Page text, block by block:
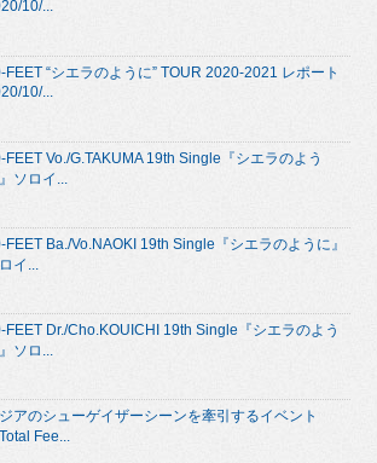
10/...
FEET “シエラのように” TOUR 2020-2021 レポート
10/...
FEET Vo./G.TAKUMA 19th Single『シエラのよう
ソロイ...
FEET Ba./Vo.NAOKI 19th Single『シエラのように』
イ...
FEET Dr./Cho.KOUICHI 19th Single『シエラのよう
ソロ...
アのシューゲイザーシーンを牽引するイベント
Total Fee...